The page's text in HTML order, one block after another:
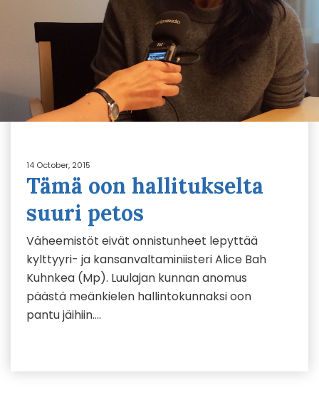
14 October, 2015
Tämä oon hallitukselta
suuri petos
Väheemistöt eivät onnistunheet lepyttää
kylttyyri- ja kansanvaltaminiisteri Alice Bah
Kuhnkea (Mp). Luulajan kunnan anomus
päästä meänkielen hallintokunnaksi oon
pantu jäihiin….